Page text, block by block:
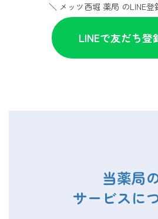
＼ メッツ西堀 薬局 のLINE
LINEで友だち登
当薬局
サービスに